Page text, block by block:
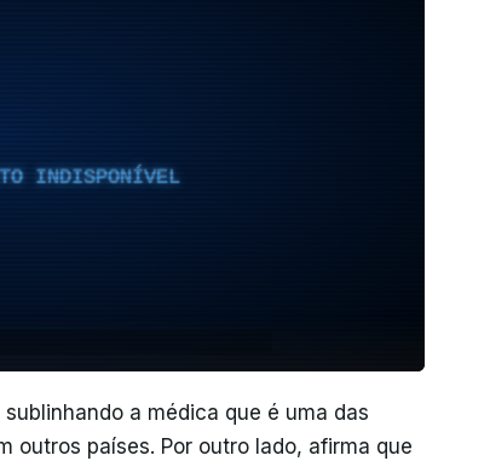
INDISPONÍVEL
a médica que é uma das
outros países. Por outro lado, afirma que